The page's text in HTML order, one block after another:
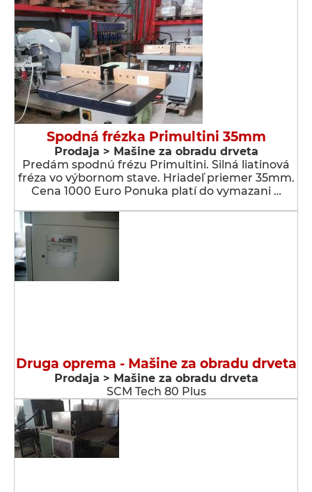
Spodná frézka Primultini 35mm
Prodaja > Мašine za obradu drveta
Predám spodnú frézu Primultini. Silná liatinová
fréza vo výbornom stave. Hriadeľ priemer 35mm.
Cena 1000 Euro Ponuka platí do vymazani …
Druga oprema - Мašine za obradu drveta
Prodaja > Мašine za obradu drveta
SCM Tech 80 Plus